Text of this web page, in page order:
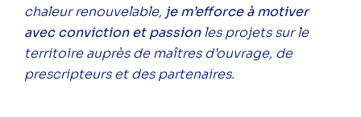
chaleur renouvelable, je m’efforce à motiver
avec conviction et passionles projets sur le
territoire auprès de maîtres d’ouvrage, de
prescripteurs et des partenaires.